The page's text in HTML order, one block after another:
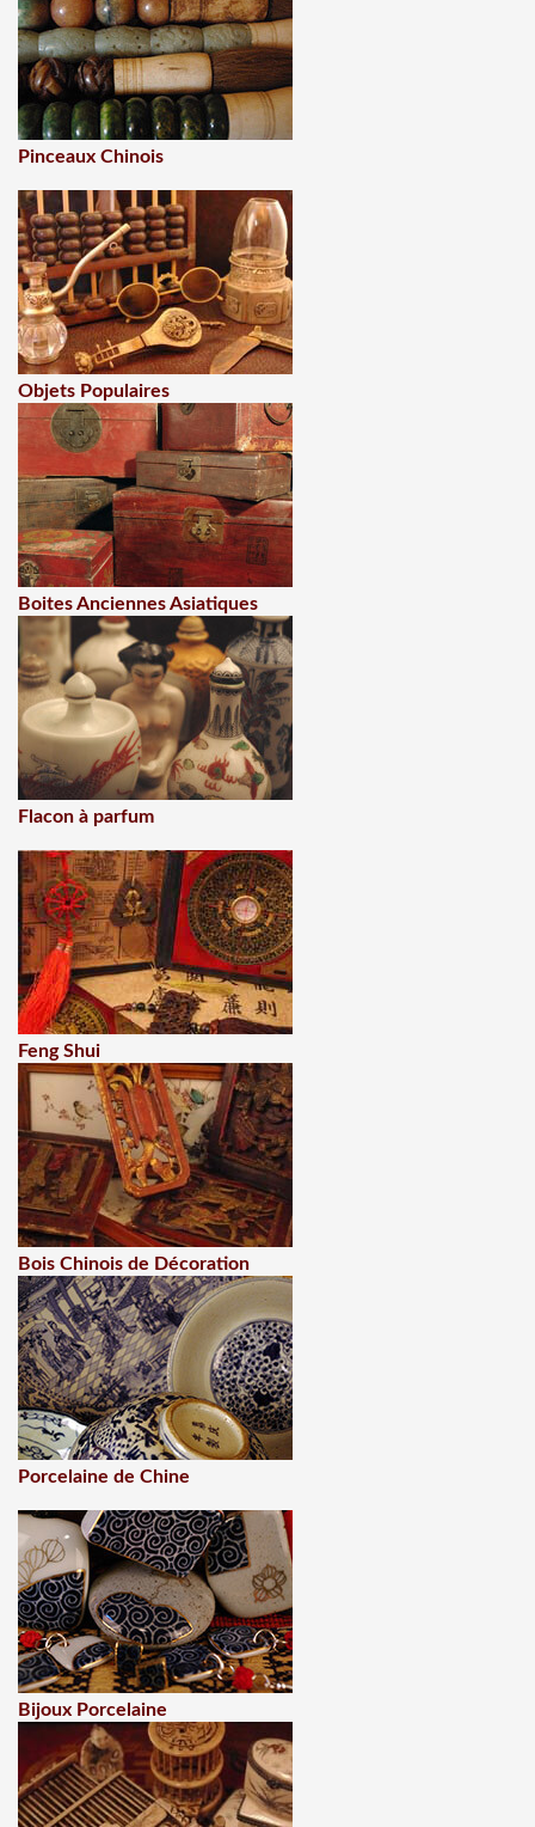
Pinceaux Chinois
Objets Populaires
Boites Anciennes Asiatiques
Flacon à parfum
Feng Shui
Bois Chinois de Décoration
Porcelaine de Chine
Bijoux Porcelaine